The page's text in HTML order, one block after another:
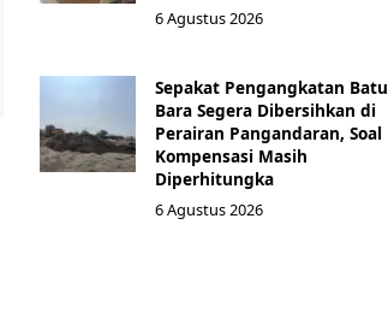
6 Agustus 2026
Sepakat Pengangkatan Batu
Bara Segera Dibersihkan di
Perairan Pangandaran, Soal
Kompensasi Masih
Diperhitungka
6 Agustus 2026